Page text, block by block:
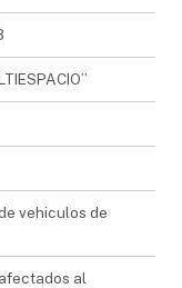
vehiculos de
al